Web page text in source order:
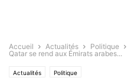
Accueil Actualités Politique
Qatar se rend aux Émirats arabes...
Actualités Politique